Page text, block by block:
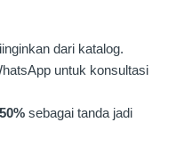
dari katalog.
untuk konsultasi
sebagai tanda jadi